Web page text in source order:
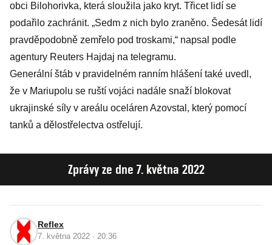
obci Bilohorivka, která sloužila jako kryt. Třicet lidí se
podařilo zachránit. „Sedm z nich bylo zraněno. Šedesát lidí
pravděpodobně zemřelo pod troskami,“ napsal podle
agentury Reuters Hajdaj na telegramu.
Generální štáb v pravidelném ranním hlášení také uvedl,
že v Mariupolu se ruští vojáci nadále snaží blokovat
ukrajinské síly v areálu oceláren Azovstal, který pomocí
tanků a dělostřelectva ostřelují.
Zprávy ze dne 7. května 2022
Reflex
7. května 2022 · 20:36